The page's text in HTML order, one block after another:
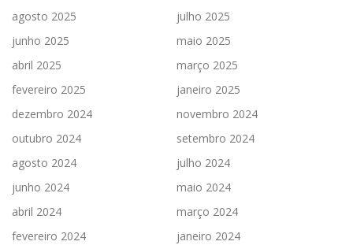
agosto 2025
julho 2025
junho 2025
maio 2025
abril 2025
março 2025
fevereiro 2025
janeiro 2025
dezembro 2024
novembro 2024
outubro 2024
setembro 2024
agosto 2024
julho 2024
junho 2024
maio 2024
abril 2024
março 2024
fevereiro 2024
janeiro 2024